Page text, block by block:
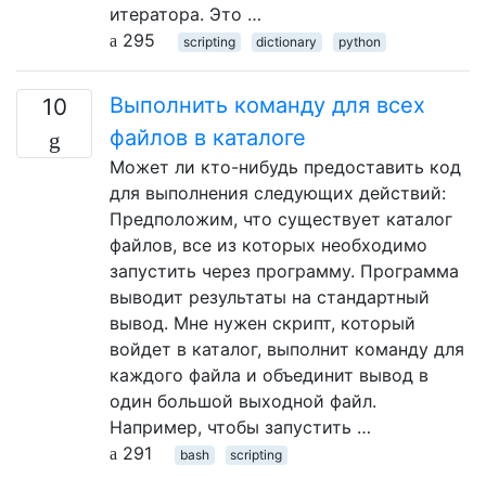
итератора. Это …
295
scripting dictionary python
10
Выполнить команду для всех
файлов в каталоге
Может ли кто-нибудь предоставить код
для выполнения следующих действий:
Предположим, что существует каталог
файлов, все из которых необходимо
запустить через программу. Программа
выводит результаты на стандартный
вывод. Мне нужен скрипт, который
войдет в каталог, выполнит команду для
каждого файла и объединит вывод в
один большой выходной файл.
Например, чтобы запустить …
291
bash scripting